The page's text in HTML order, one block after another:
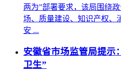
两为”部署要求，该局围绕
场、质量建设、知识产权、
安 ...
安徽省市场监管局提示
卫生”